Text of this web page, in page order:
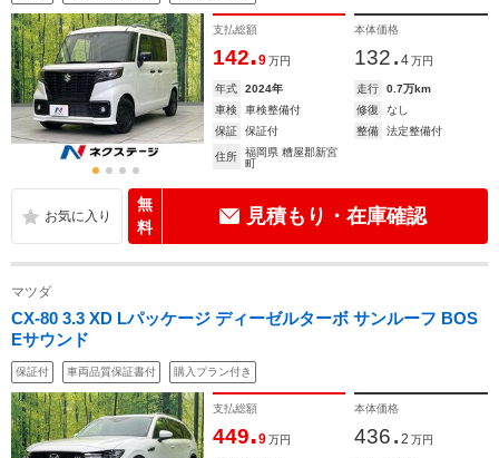
支払総額
142.9 万円
本体価格
132. 4 万円
年式 2024年 走行
0.7万km
車検
車検整備付 修復
なし
保証
保証付 整備 法定整備付
住所
福岡県 糟屋郡新宮
町
無
料
見積もり・在庫確認
マツダ
CX-80 3.3 XD Lパッケージ ディーゼルターボ サンルーフ BOS
Eサウンド
保証付 車両品質保証書付 購入プラン付き
支払総額
449.9 万円
本体価格
436. 2 万円